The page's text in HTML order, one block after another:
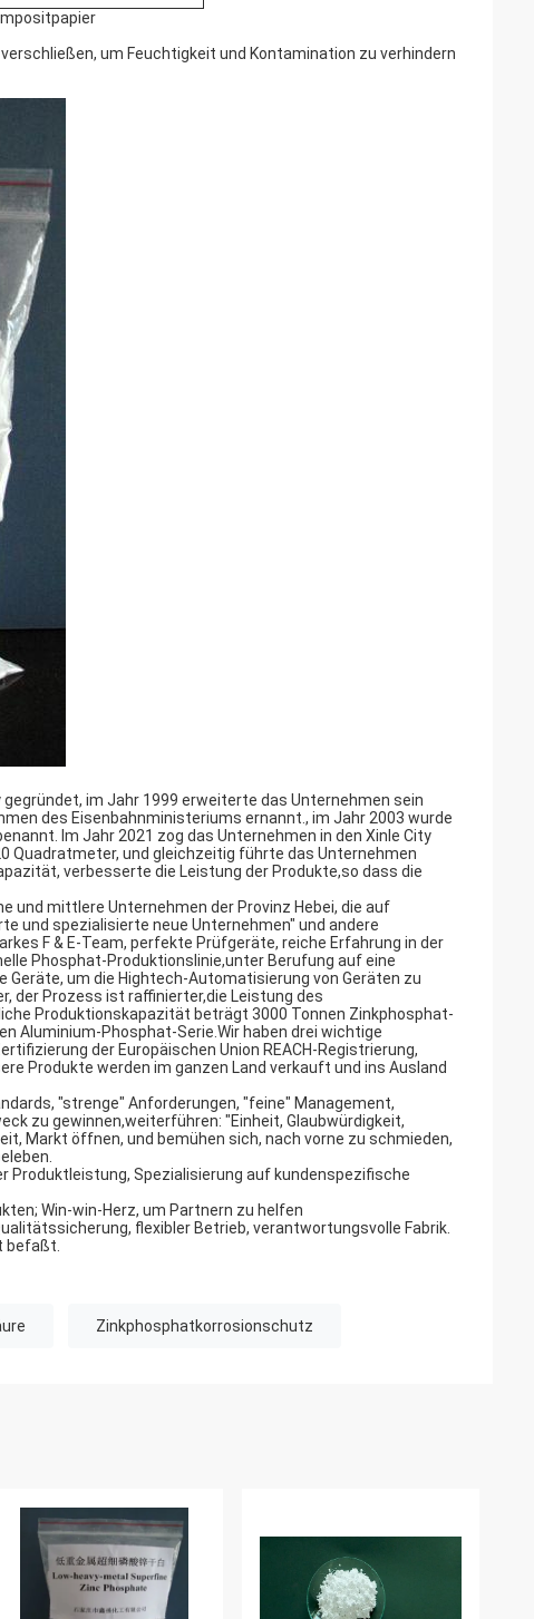
um Feuchtigkeit und Kontamination zu verhindern
im Jahr 1999 erweiterte das Unternehmen sein
des Eisenbahnministeriums ernannt., im Jahr 2003 wurde
Im Jahr 2021 zog das Unternehmen in den Xinle City
Quadratmeter, und gleichzeitig führte das Unternehmen
verbesserte die Leistung der Produkte,so dass die
und mittlere Unternehmen der Provinz Hebei, die auf
und spezialisierte neue Unternehmen" und andere
F & E-Team, perfekte Prüfgeräte, reiche Erfahrung in der
Phosphat-Produktionslinie,unter Berufung auf eine
um die Hightech-Automatisierung von Geräten zu
der Prozess ist raffinierter,die Leistung des
Produktionskapazität beträgt 3000 Tonnen Zinkphosphat-
Aluminium-Phosphat-Serie.Wir haben drei wichtige
der Europäischen Union REACH-Registrierung,
Produkte werden im ganzen Land verkauft und ins Ausland
"strenge" Anforderungen, "feine" Management,
zu gewinnen,weiterführen: "Einheit, Glaubwürdigkeit,
Markt öffnen, und bemühen sich, nach vorne zu schmieden,
Produktleistung, Spezialisierung auf kundenspezifische
Win-win-Herz, um Partnern zu helfen
flexibler Betrieb, verantwortungsvolle Fabrik.
befaßt.
Zinkphosphatkorrosionschutz